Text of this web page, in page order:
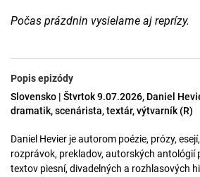
Počas prázdnin vysielame aj reprízy.
Popis epizódy
Slovensko | Štvrtok 9.07.2026, Daniel
dramatik, scenárista, textár, výtvarník (R)
Daniel Hevier je autorom poézie, prózy,
rozprávok, prekladov, autorských antológií
textov piesní, divadelných a rozhlasových